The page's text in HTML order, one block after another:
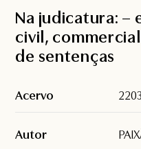
Na judicatura: –
civil,
de sentenças
Acervo
Autor